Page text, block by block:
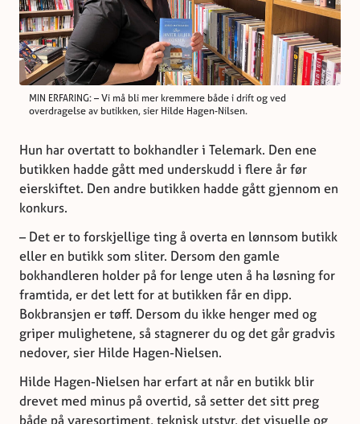
MIN ERFARING: – Vi må bli mer kremmere både i drift og ved
overdragelse av butikken, sier Hilde Hagen-Nilsen.
Hun har overtatt to bokhandler i Telemark. Den ene
butikken hadde gått med underskudd i flere år før
eierskiftet. Den andre butikken hadde gått gjennom en
konkurs.
– Det er to forskjellige ting å overta en lønnsom butikk
eller en butikk som sliter. Dersom den gamle
bokhandleren holder på for lenge uten å ha løsning for
framtida, er det lett for at butikken får en dipp.
Bokbransjen er tøff. Dersom du ikke henger med og
griper mulighetene, så stagnerer du og det går gradvis
nedover, sier Hilde Hagen-Nielsen.
Hilde Hagen-Nielsen har erfart at når en butikk blir
drevet med minus på overtid, så setter det sitt preg
både på varesortiment, teknisk utstyr, det visuelle og